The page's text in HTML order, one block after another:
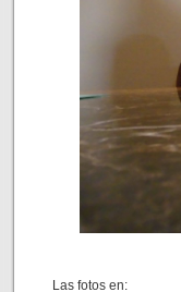
Las fotos en: